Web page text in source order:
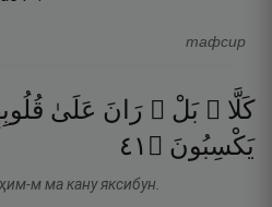
тафсир
كَلَّا ۖ بَلْ ۜ رَانَ عَلَىٰ
يَكْسِبُونَ ۝ ١٤
м ма кану яксибун.